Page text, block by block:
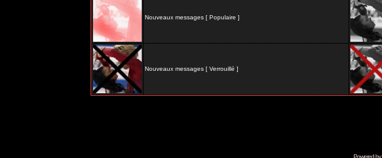
Nouveaux messages [ Populaire ]
Nouveaux messages [ Verrouillé ]
Powered by